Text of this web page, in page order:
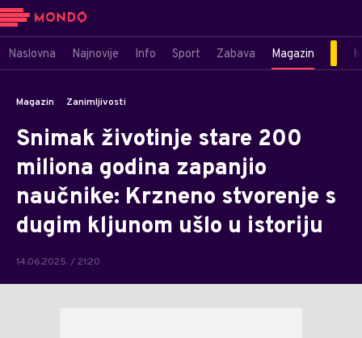
Naslovna Najnovije Info Sport Zabava Magazin
Magazin Zanimljivosti
Snimak životinje stare 200
miliona godina zapanjio
naučnike: Krzneno stvorenje s
dugim kljunom ušlo u istoriju
14.06.2025. / 21:20